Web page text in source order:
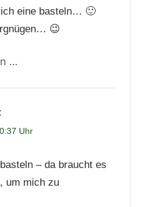
eine basteln… 🙂
😉
…
Uhr
– da braucht es
um mich zu